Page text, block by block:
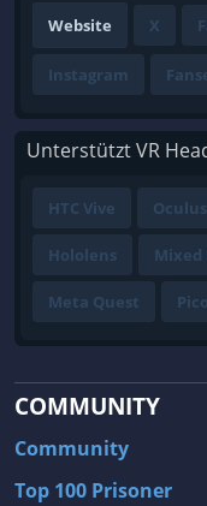
Website X
Instagram
Unterstützt VR
HTC Vive
Hololens Mixed
Meta Quest Pico
COMMUNITY
Community
Top 100 Prisoner